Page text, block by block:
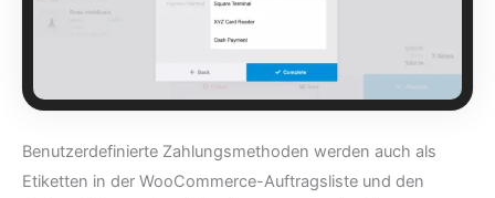
Benutzerdefinierte Zahlungsmethoden werden auch als
Etiketten in der WooCommerce-Auftragsliste und den